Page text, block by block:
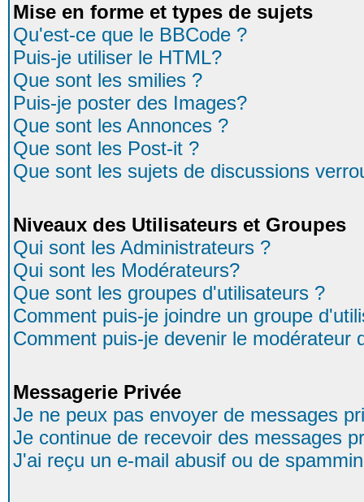
Mise en forme et types de sujets
Qu'est-ce que le BBCode ?
Puis-je utiliser le HTML?
Que sont les smilies ?
Puis-je poster des Images?
Que sont les Annonces ?
Que sont les Post-it ?
Que sont les sujets de discussions
Niveaux des Utilisateurs et Groupes
Qui sont les Administrateurs ?
Qui sont les Modérateurs?
Que sont les groupes d'utilisateurs ?
Comment puis-je joindre un groupe
Comment puis-je devenir le modérateur
Messagerie Privée
Je ne peux pas envoyer de messages
Je continue de recevoir des messages
J'ai reçu un e-mail abusif ou de